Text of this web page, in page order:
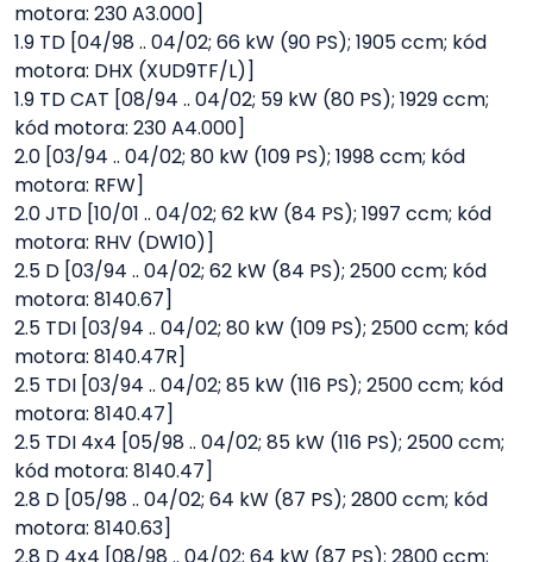
motora: 230 A3.000]
1.9 TD [04/98 .. 04/02; 66 kW (90 PS); 1905 ccm; kód
motora: DHX (XUD9TF/L)]
1.9 TD CAT [08/94 .. 04/02; 59 kW (80 PS); 1929 ccm;
kód motora: 230 A4.000]
2.0 [03/94 .. 04/02; 80 kW (109 PS); 1998 ccm; kód
motora: RFW]
2.0 JTD [10/01 .. 04/02; 62 kW (84 PS); 1997 ccm; kód
motora: RHV (DW10)]
2.5 D [03/94 .. 04/02; 62 kW (84 PS); 2500 ccm; kód
motora: 8140.67]
2.5 TDI [03/94 .. 04/02; 80 kW (109 PS); 2500 ccm; kód
motora: 8140.47R]
2.5 TDI [03/94 .. 04/02; 85 kW (116 PS); 2500 ccm; kód
motora: 8140.47]
2.5 TDI 4x4 [05/98 .. 04/02; 85 kW (116 PS); 2500 ccm;
kód motora: 8140.47]
2.8 D [05/98 .. 04/02; 64 kW (87 PS); 2800 ccm; kód
motora: 8140.63]